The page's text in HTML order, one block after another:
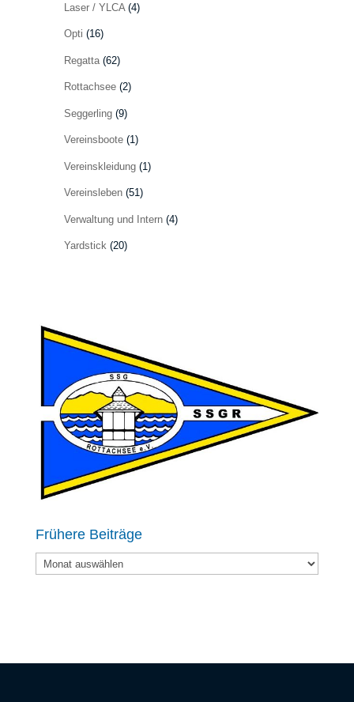
Laser / YLCA(4)
Opti (16)
Regatta(62)
Rottachsee(2)
Seggerling(9)
Vereinsboote(1)
Vereinskleidung(1)
Vereinsleben(51)
Verwaltung und Intern(4)
Yardstick(20)
Frühere Beiträge
Frühere